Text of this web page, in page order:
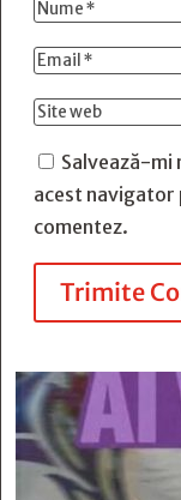
Salvează-mi
acest navigator
comentez.
Trimite